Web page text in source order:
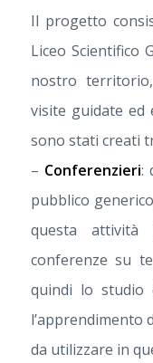
Il progetto
Liceo Scientifico
nostro
visite guidate ed
sono stati creati
– Conferenzieri:
pubblico
questa
conferenze su
quindi lo studio
l’apprendimento
da utilizzare in